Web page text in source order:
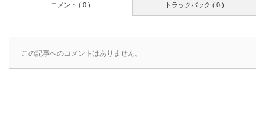
コメント ( 0 ) トラックバック ( 0 )
この記事へのコメントはありません。